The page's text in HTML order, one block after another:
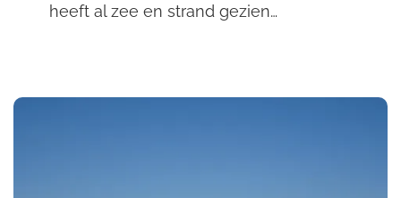
heeft al zee en strand gezien…